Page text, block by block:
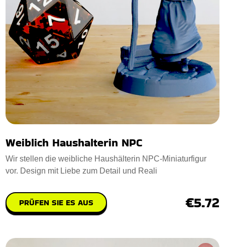
Weiblich Haushalterin NPC
Wir stellen die weibliche Haushälterin NPC-Miniaturfigur
vor. Design mit Liebe zum Detail und Reali
PRÜFEN SIE ES AUS €5.72